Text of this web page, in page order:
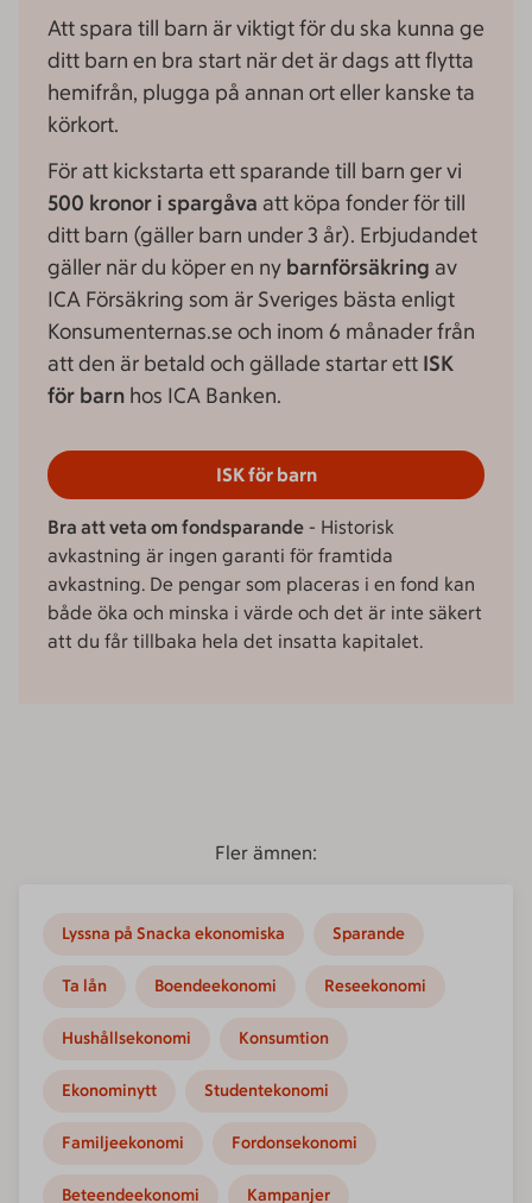
Att spara till barn är viktigt för du ska kunna ge
ditt barn en bra start när det är dags att flytta
hemifrån, plugga på annan ort eller kanske ta
körkort.
För att kickstarta ett sparande till barn ger vi
500 kronor i spargåva att köpa fonder för till
ditt barn (gäller barn under 3 år). Erbjudandet
gäller när du köper en ny barnförsäkring av
ICA Försäkring som är Sveriges bästa enligt
Konsumenternas.se och inom 6 månader från
att den är betald och gällade startar ett ISK
för barn hos ICA Banken.
ISK för barn
Bra att veta om fondsparande - Historisk
avkastning är ingen garanti för framtida
avkastning. De pengar som placeras i en fond kan
både öka och minska i värde och det är inte säkert
att du får tillbaka hela det insatta kapitalet.
Fler ämnen:
Lyssna på Snacka ekonomiska Sparande
Ta lån Boendeekonomi Reseekonomi
Hushållsekonomi Konsumtion
Ekonominytt Studentekonomi
Familjeekonomi Fordonsekonomi
Beteendeekonomi Kampanjer